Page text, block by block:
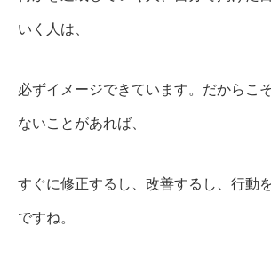
いく人は、
必ずイメージできています。だからこ
ないことがあれば、
すぐに修正するし、改善するし、行動
ですね。